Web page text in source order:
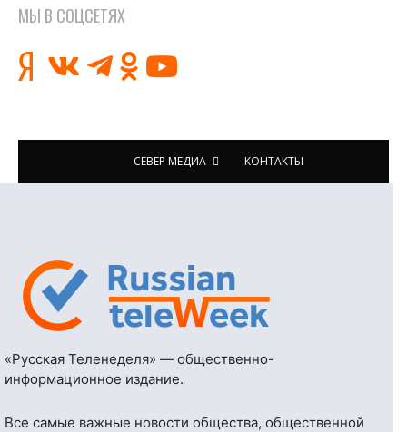
МЫ В СОЦСЕТЯХ
СЕВЕР МЕДИА КОНТАКТЫ
«Русская Теленеделя» — общественно-
информационное издание.
Все самые важные новости общества, общественной